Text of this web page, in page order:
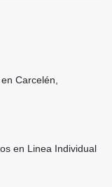
Carcelén,
en Linea Individual